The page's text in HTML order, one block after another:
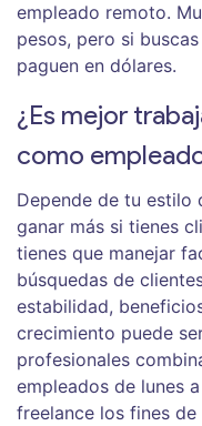
empleado remoto.
pesos, pero si
paguen en dólares.
¿Es mejor
como
Depende de tu estilo
ganar más si tienes
tienes que manejar
búsquedas de
estabilidad,
crecimiento puede
profesionales
empleados de lunes
freelance los fines de